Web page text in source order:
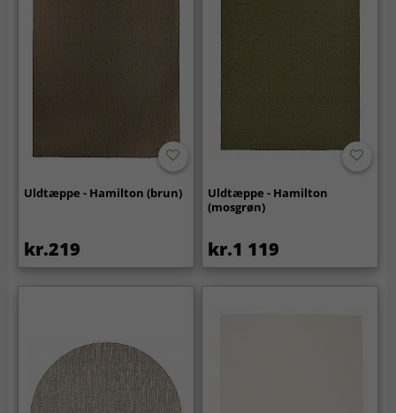
Uldtæppe - Hamilton (brun)
kr.219
Uldtæppe - Hamilton
(mosgrøn)
kr.1 119